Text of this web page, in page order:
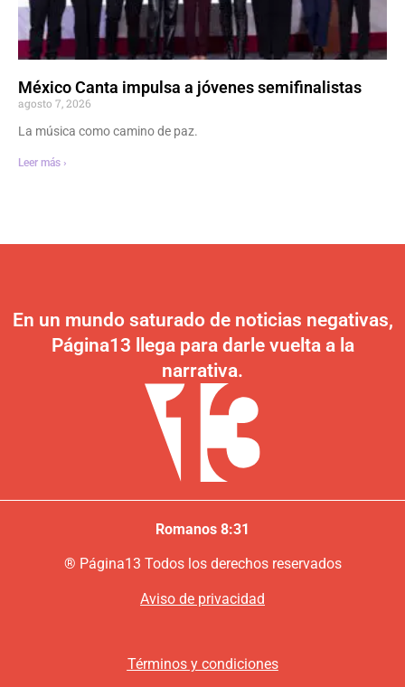
México Canta impulsa a jóvenes semifinalistas
agosto 7, 2026
La música como camino de paz.
Leer más ›
En un mundo saturado de noticias negativas,
Página13 llega para darle vuelta a la
narrativa.
Romanos 8:31
® Página13 Todos los derechos reservados
Aviso de privacidad
Términos y condiciones